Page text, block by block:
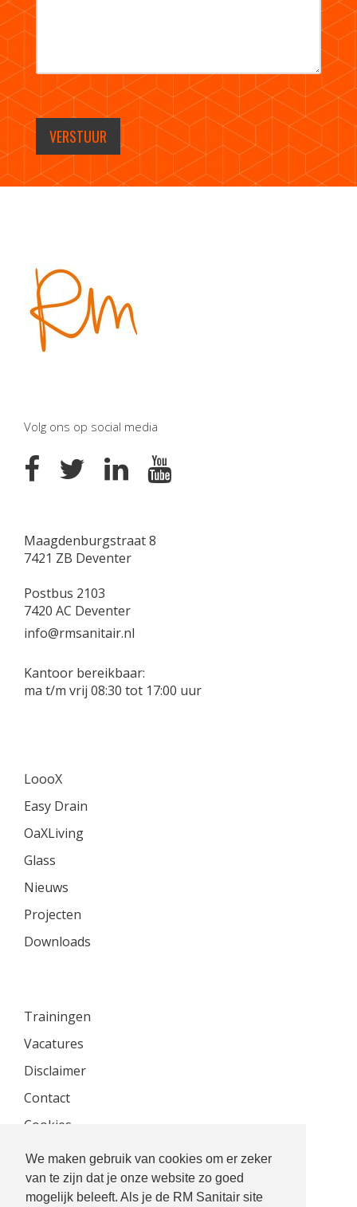
We maken gebruik van cookies om er zeker
van te zijn dat je onze website zo goed
mogelijk beleeft. Als je de RM Sanitair site
VERSTUUR
Volg ons op social media
Maagdenburgstraat 8
7421 ZB Deventer
Postbus 2103
7420 AC Deventer
info@rmsanitair.nl
Kantoor bereikbaar:
ma t/m vrij 08:30 tot 17:00 uur
LoooX
Easy Drain
OaXLiving
Glass
Nieuws
Projecten
Downloads
Trainingen
Vacatures
Disclaimer
Contact
Cookies
Privacyverklaring